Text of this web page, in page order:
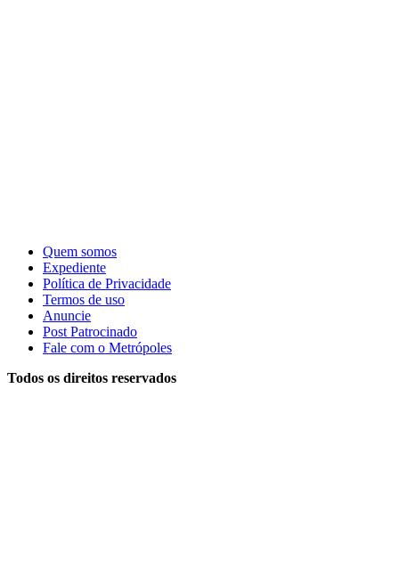
Quem somos
Expediente
Política de Privacidade
Termos de uso
Anuncie
Post Patrocinado
Fale com o Metrópoles
Todos os direitos reservados